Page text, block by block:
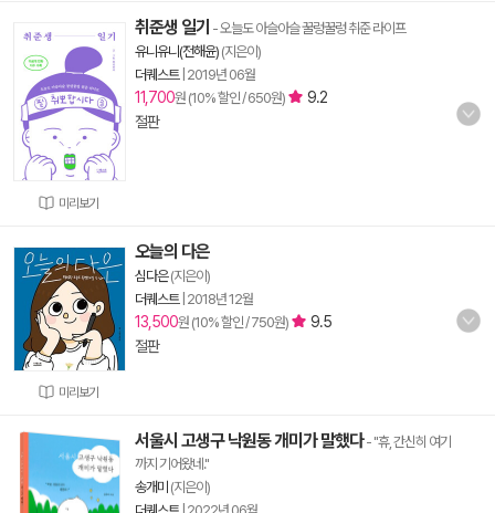
미리보기
취준생 일기 - 오늘도 아슬아슬 꿀렁꿀렁 취준 라이프
유니유니(전해윤) (지은이)
더퀘스트| 2019년 06월
11,700원 (10% 할인 / 650원)
9.2
절판
미리보기
오늘의 다은
심다은(지은이)
더퀘스트| 2018년 12월
13,500원 (10% 할인 / 750원)
9.5
절판
서울시 고생구 낙원동 개미가 말했다- "휴, 간신히 여기
까지 기어왔네."
송개미 (지은이)